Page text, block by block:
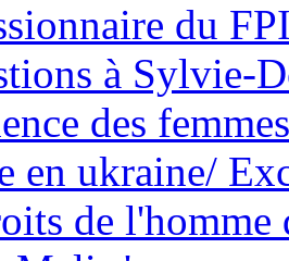
du
à Sylvie-
des
en ukraine/
de